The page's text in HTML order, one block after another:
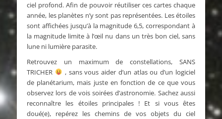
ciel profond. Afin de pouvoir réutiliser ces cartes chaque
année, les planètes n’y sont pas représentées. Les étoiles
sont affichées jusqu’à la magnitude 6,5, correspondant à
la magnitude limite à l’œil nu dans un très bon ciel, sans
lune ni lumière parasite.
Retrouvez un maximum de constellations, SANS
TRICHER
, sans vous aider d’un atlas ou d’un logiciel
de planétarium, mais juste en fonction de ce que vous
observez lors de vois soirées d’astronomie. Sachez aussi
reconnaître les étoiles principales ! Et si vous êtes
doué(e), repérez les chemins de vos objets du ciel